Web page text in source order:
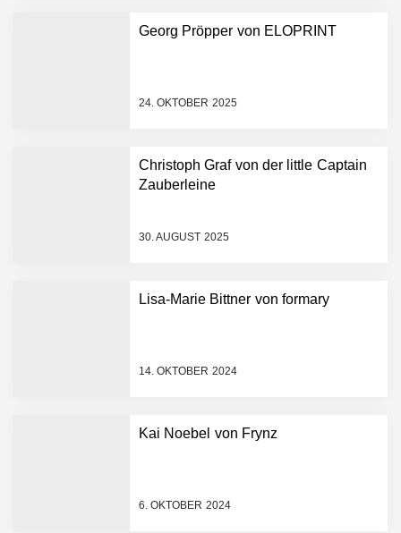
Georg Pröpper von ELOPRINT
24. OKTOBER 2025
Christoph Graf von der little Captain
Zauberleine
30. AUGUST 2025
Lisa-Marie Bittner von formary
14. OKTOBER 2024
Kai Noebel von Frynz
6. OKTOBER 2024
Plattform zu beschleunigen
NEURA Robotics und
AI breit auszurollen
Humanoider Roboter bringt
Hightech ins Stadion
FiniteNow ermöglicht
Entwicklungsprozesse